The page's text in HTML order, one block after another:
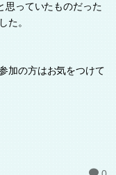
思っていたものだった
た。
加の方はお気をつけて